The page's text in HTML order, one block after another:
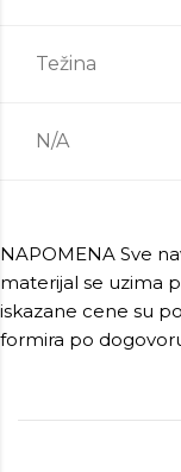
Težina
N/A
NAPOMENA Sve
materijal se uzima
iskazane cene su
formira po